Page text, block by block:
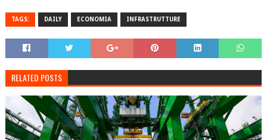
TAGS: DAILY ECONOMIA INFRASTRUTTURE
RELATED POSTS